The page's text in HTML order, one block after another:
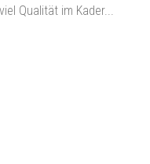
Qualität im Kader...